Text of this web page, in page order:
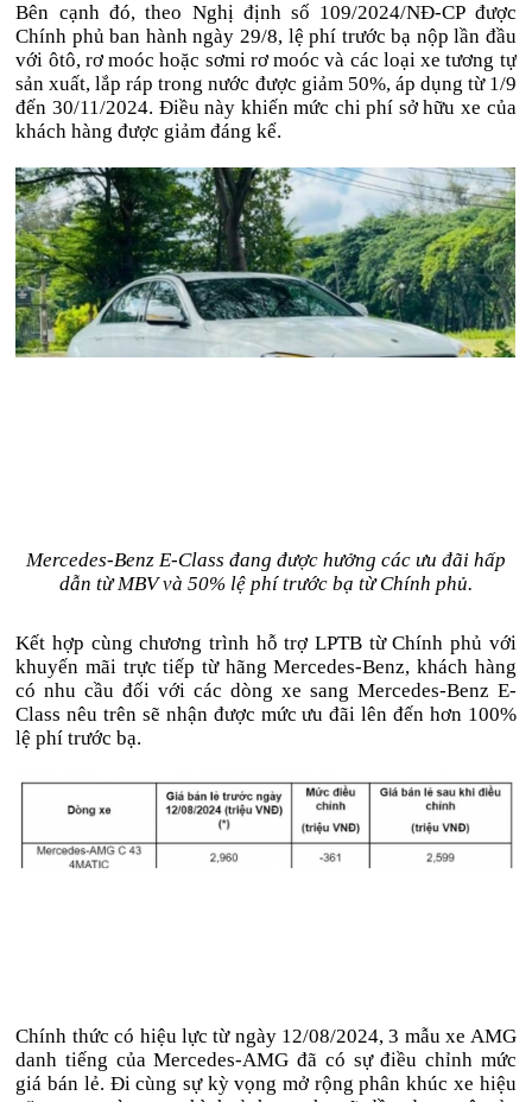
Bên cạnh đó, theo Nghị định số 109/2024/NĐ-CP được
Chính phủ ban hành ngày 29/8, lệ phí trước bạ nộp lần đầu
với ôtô, rơ moóc hoặc sơmi rơ moóc và các loại xe tương tự
sản xuất, lắp ráp trong nước được giảm 50%, áp dụng từ 1/9
đến 30/11/2024. Điều này khiến mức chi phí sở hữu xe của
khách hàng được giảm đáng kể.
Mercedes-Benz E-Class đang được hưởng các ưu đãi hấp
dẫn từ MBV và 50% lệ phí trước bạ từ Chính phủ.
Kết hợp cùng chương trình hỗ trợ LPTB từ Chính phủ với
khuyến mãi trực tiếp từ hãng Mercedes-Benz, khách hàng
có nhu cầu đối với các dòng xe sang Mercedes-Benz E-
Class nêu trên sẽ nhận được mức ưu đãi lên đến hơn 100%
lệ phí trước bạ.
Chính thức có hiệu lực từ ngày 12/08/2024, 3 mẫu xe AMG
danh tiếng của Mercedes-AMG đã có sự điều chỉnh mức
giá bán lẻ. Đi cùng sự kỳ vọng mở rộng phân khúc xe hiệu